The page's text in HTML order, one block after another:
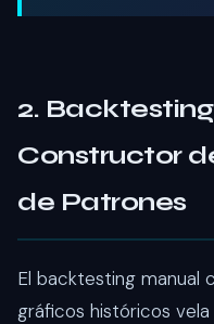
2.
Constructor
de Patrones
El backtesting manual
gráficos históricos